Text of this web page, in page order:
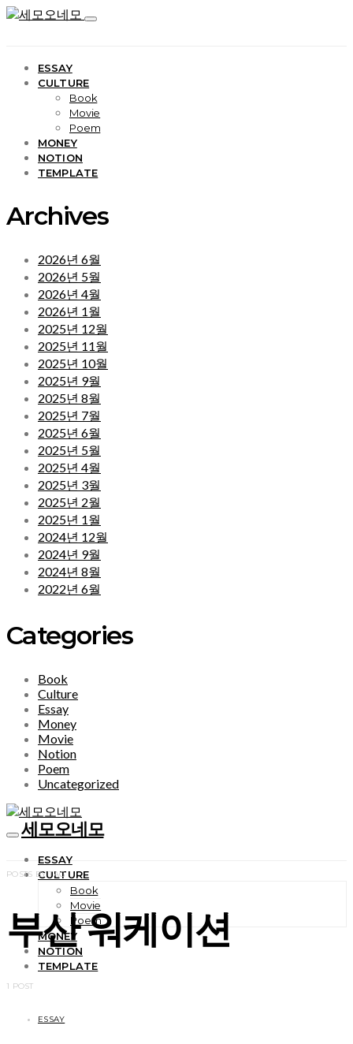
ESSAY
CULTURE
Book
Movie
Poem
MONEY
NOTION
TEMPLATE
Archives
2026년 6월
2026년 5월
2026년 4월
2026년 1월
2025년 12월
2025년 11월
2025년 10월
2025년 9월
2025년 8월
2025년 7월
2025년 6월
2025년 5월
2025년 4월
2025년 3월
2025년 2월
2025년 1월
2024년 12월
2024년 9월
2024년 8월
2022년 6월
Categories
Book
Culture
Essay
Money
Movie
Notion
Poem
Uncategorized
세모오네모
ESSAY
CULTURE
Book
Movie
Poem
MONEY
NOTION
TEMPLATE
POSTS BY TAG
부산 워케이션
1 POST
ESSAY